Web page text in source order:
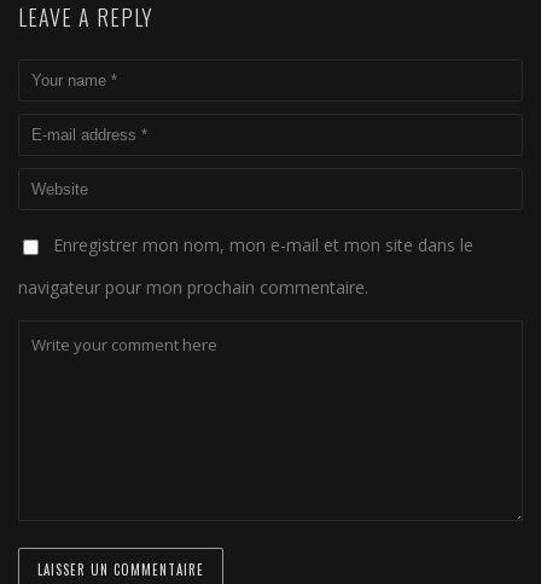
LEAVE A REPLY
Enregistrer mon nom, mon e-mail et mon site dans le
navigateur pour mon prochain commentaire.